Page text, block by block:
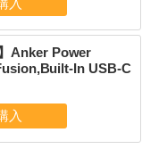
Anker Power
In USB-C